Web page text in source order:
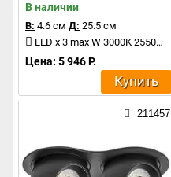
В наличии
В: 4.6 см Д: 25.5 см
LED x 3 max W 3000K 2550Lm
Цена: 5 946 Р.
Купить
211457